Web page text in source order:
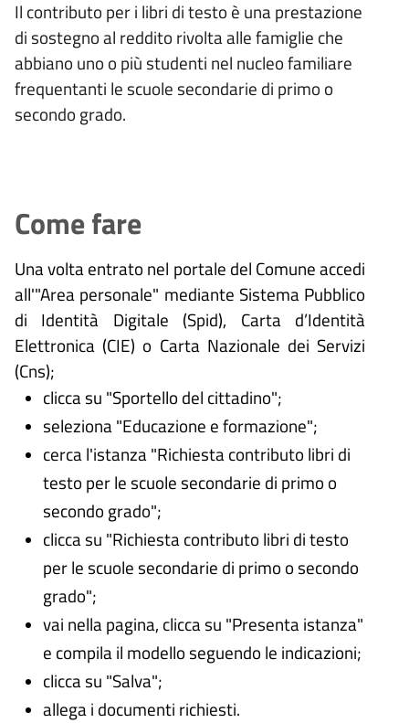
Il contributo per i libri di testo è una prestazione
di sostegno al reddito rivolta alle famiglie che
abbiano uno o più studenti nel nucleo familiare
frequentanti le scuole secondarie di primo o
secondo grado.
Come fare
Una volta entrato nel portale del Comune accedi
all'"Area personale" mediante Sistema Pubblico
di Identità Digitale (Spid), Carta d’Identità
Elettronica (CIE) o Carta Nazionale dei Servizi
(Cns);
clicca su "Sportello del cittadino";
seleziona "Educazione e formazione";
cerca l'istanza "Richiesta contributo libri di
testo per le scuole secondarie di primo o
secondo grado";
clicca su "Richiesta contributo libri di testo
per le scuole secondarie di primo o secondo
grado";
vai nella pagina, clicca su "Presenta istanza"
e compila il modello seguendo le indicazioni;
clicca su "Salva";
allega i documenti richiesti.